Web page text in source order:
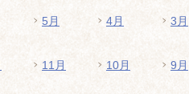
5月 4月 3月
11月 10月 9月